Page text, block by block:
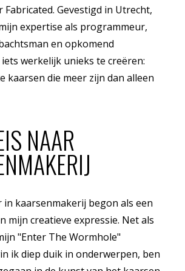
Fabricated. Gevestigd in Utrecht,
expertise als programmeur,
en opkomend
werkelijk unieks te creëren:
kaarsen die meer zijn dan alleen
NAAR
kaarsenmakerij begon als een
mijn creatieve expressie. Net als
"Enter The Wormhole"
ik diep duik in onderwerpen, ben